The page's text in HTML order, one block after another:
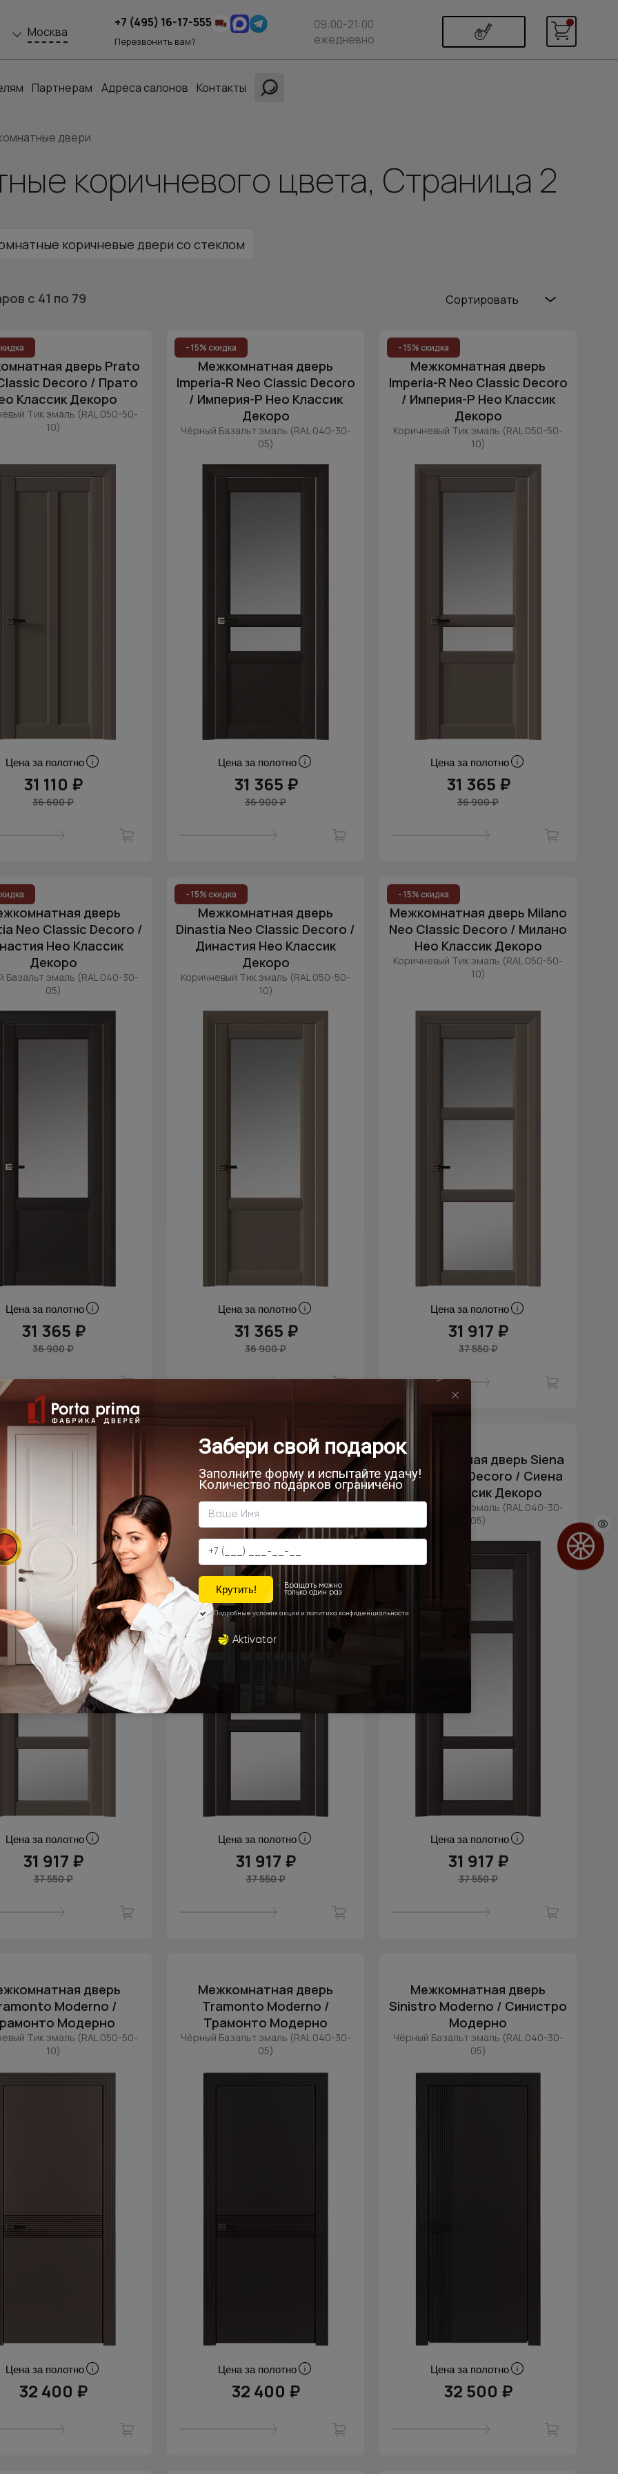
Москва
+7 (495) 16-17-555
Перезвонить вам?
09:00-21:00
ежедневно
Партнерам Адреса салонов Контакты
двери
коричневого цвета, Страница 2
коричневые двери со стеклом
с 41 по 79
Сортировать
Цена (возр.)
Цена (убыв.)
Cначала новинки
Cначала скидки
дверь Prato
Decoro / Прато
Классик Декоро
Тик эмаль (RAL 050-50-
10)
Цена за полотно
31 110 ₽
36 600 ₽
- 15% скидка
Межкомнатная дверь
Imperia-R Neo Classic Decoro
/ Империя-Р Нео Классик
Декоро
Чёрный Базальт эмаль (RAL 040-30-
05)
Цена за полотно
31 365 ₽
36 900 ₽
- 15% скидка
Межкомнатная дверь
Imperia-R Neo Classic Decoro
/ Империя-Р Нео Классик
Декоро
Коричневый Тик эмаль (RAL 050-50-
10)
Цена за полотно
31 365 ₽
36 900 ₽
дверь
Neo Classic Decoro /
Нео Классик
Декоро
Базальт эмаль (RAL 040-30-
05)
Цена за полотно
31 365 ₽
36 900 ₽
- 15% скидка
Межкомнатная дверь
Dinastia Neo Classic Decoro /
Династия Нео Классик
Декоро
Коричневый Тик эмаль (RAL 050-50-
10)
Цена за полотно
31 365 ₽
36 900 ₽
- 15% скидка
Межкомнатная дверь Milano
Neo Classic Decoro / Милано
Нео Классик Декоро
Коричневый Тик эмаль (RAL 050-50-
10)
Цена за полотно
31 917 ₽
37 550 ₽
дверь Siena
Decoro / Сиена
Классик Декоро
Тик эмаль (RAL 050-50-
Цена за полотно
31 917 ₽
37 550 ₽
- 15% скидка
Межкомнатная дверь Milano
Neo Classic Decoro / Милано
Нео Классик Декоро
Чёрный Базальт эмаль (RAL 040-30-
05)
Цена за полотно
31 917 ₽
37 550 ₽
- 15% скидка
Межкомнатная дверь Siena
Neo Classic Decoro / Сиена
Нео Классик Декоро
Чёрный Базальт эмаль (RAL 040-30-
05)
Цена за полотно
31 917 ₽
37 550 ₽
дверь
Moderno /
Модерно
Тик эмаль (RAL 050-50-
10)
Цена за полотно
32 400 ₽
Межкомнатная дверь
Tramonto Moderno /
Трамонто Модерно
Чёрный Базальт эмаль (RAL 040-30-
05)
Цена за полотно
32 400 ₽
Межкомнатная дверь
Sinistro Moderno / Синистро
Модерно
Чёрный Базальт эмаль (RAL 040-30-
05)
Цена за полотно
32 500 ₽